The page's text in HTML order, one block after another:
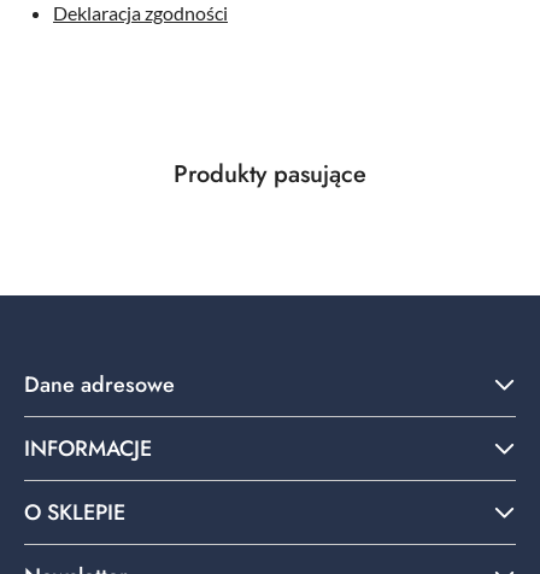
Deklaracja zgodności
Pomiń karuzelę produktów
Produkty
Produkty pasujące
Dane adresowe
INFORMACJE
O SKLEPIE